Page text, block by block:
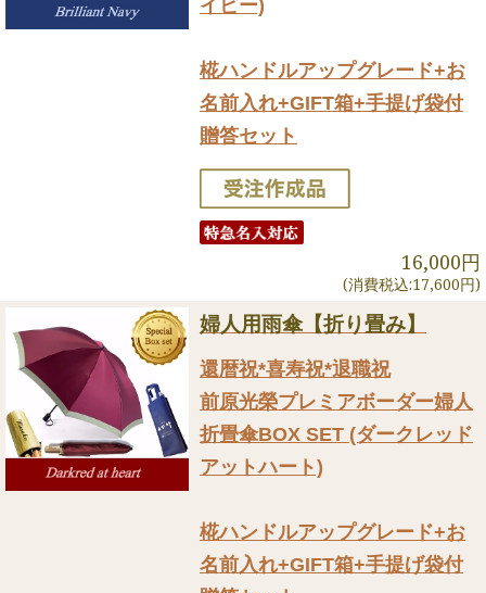
イビー)
椛ハンドルアップグレード+お
名前入れ+GIFT箱+手提げ袋付
贈答セット
16,000円
(消費税込:17,600円)
婦人用雨傘【折り畳み】
還暦祝*喜寿祝*退職祝
前原光榮プレミアボーダー婦人
折畳傘BOX SET (ダークレッド
アットハート)
椛ハンドルアップグレード+お
名前入れ+GIFT箱+手提げ袋付